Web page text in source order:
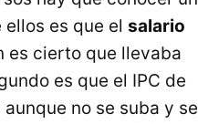
es que el salario
es cierto que llevaba
es que el IPC de
no se suba y se